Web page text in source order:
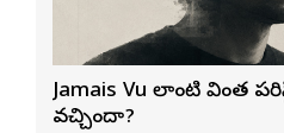
Jamais Vu లాంటి వింత
వచ్చిందా?